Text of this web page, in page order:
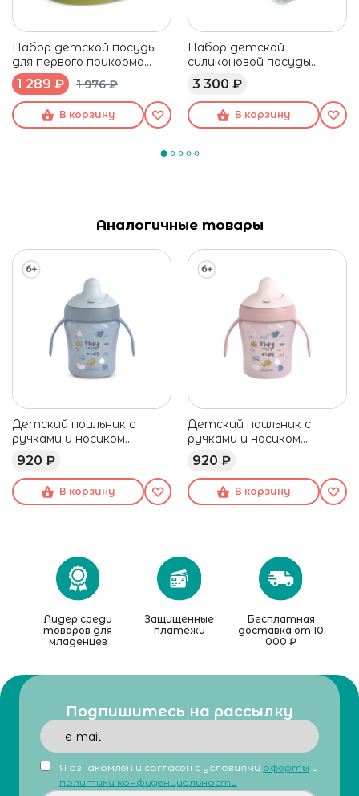
Набор детской посуды
для первого прикорма
Suavinex 6 мес+
1 289 ₽ 1 976 ₽
В корзину
Набор детской
силиконовой посуды
BEABA 4 предмета
зеленый
3 300 ₽
В корзину
Аналогичные товары
Детский поильник с
ручками и носиком
Suavinex голубой, 200 мл
920 ₽
В корзину
Детский поильник с
ручками и носиком
Suavinex розовый, 200 мл
920 ₽
В корзину
Лидер среди
товаров для
младенцев
Защищенные
платежи
Бесплатная
доставка от 10
000 ₽
Подпишитесь на рассылку
Я ознакомлен и согласен с условиями оферты и
политики конфиденциальности